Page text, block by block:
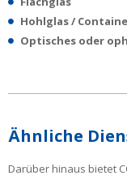
Hohlglas /
Optisches oder
Ähnliche
Darüber hinaus bietet